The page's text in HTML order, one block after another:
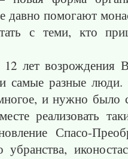
давно помогают
с теми, кто
лет возрождения
самые разные
и нужно было
реализовать
Спасо-
убранства,